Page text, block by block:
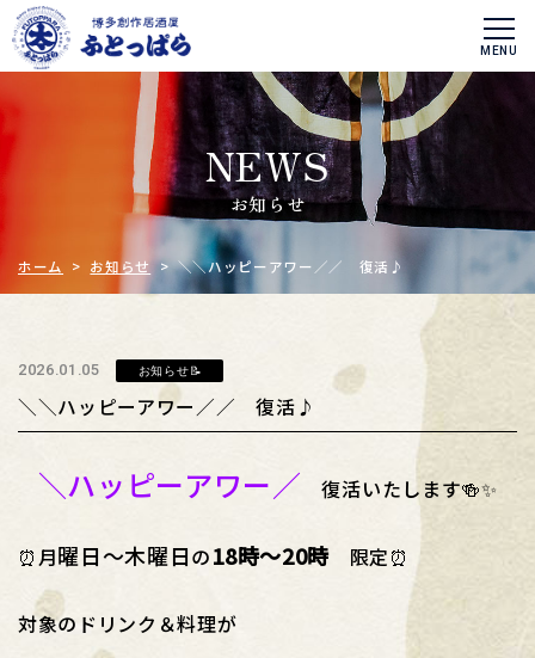
NEWS
お知らせ
ホーム > お知らせ > ＼＼ハッピーアワー／／ 復活♪
2026.01.05 お知らせ📝
＼＼ハッピーアワー／／ 復活♪
＼ハッピーアワー／ 復活いたします🍻✨
⏰月曜日～木曜日の18時～20時限定⏰
対象のドリンク＆料理が